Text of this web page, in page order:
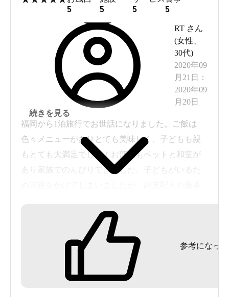
5 5 5 5
RT さん
(女性
30代)
2020年09
月21日
：
2020年09
月20日
福岡から1泊旅行でお世話になりました。ご飯は
色々メニューがありとても美味しく、子どもも親
もとても大満足でした！お部屋もベットと和室が
あり家族でのんびりできました。子どもがいるた
にありがとうございました！
また宿泊させてください。本当にお世話になりま
続きを見る
参考になった